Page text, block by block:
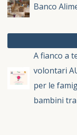
Banco
A fianco a
volontari
per le
bambini